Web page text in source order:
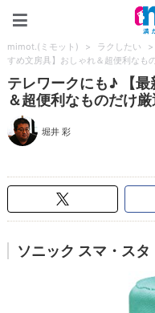
mimot.(ミモット) > ラクしたい >
すめ文房具】おしゃれ＆超便利なも
テレワークにも♪ 【
＆超便利なものだけ厳
堀井 彩
ソニック スマ・ス